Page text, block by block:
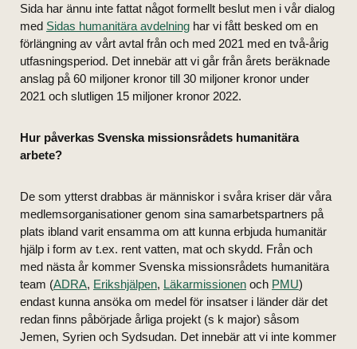
Sida har ännu inte fattat något formellt beslut men i vår dialog
med Sidas humanitära avdelninghar vi fått besked om en
förlängning av vårt avtal från och med 2021 med en två-årig
utfasningsperiod. Det innebär att vi går från årets beräknade
anslag på 60 miljoner kronor till 30 miljoner kronor under
2021 och slutligen 15 miljoner kronor 2022.
Hur påverkas Svenska missionsrådets humanitära
arbete?
De som ytterst drabbas är människor i svåra kriser där våra
medlemsorganisationer genom sina samarbetspartners på
plats ibland varit ensamma om att kunna erbjuda humanitär
hjälp i form av t.ex. rent vatten, mat och skydd. Från och
med nästa år kommer Svenska missionsrådets humanitära
team (ADRA, Erikshjälpen, Läkarmissionenoch PMU)
endast kunna ansöka om medel för insatser i länder där det
redan finns påbörjade årliga projekt (s k major) såsom
Jemen, Syrien och Sydsudan. Det innebär att vi inte kommer